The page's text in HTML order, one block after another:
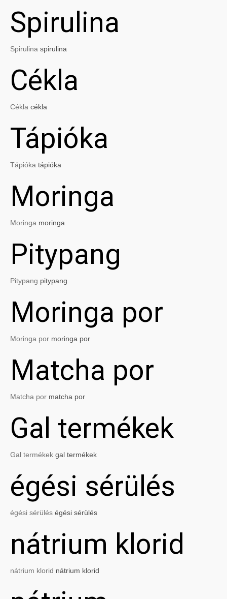
Spirulina
Spirulina spirulina
Cékla
Cékla cékla
Tápióka
Tápióka tápióka
Moringa
Moringa moringa
Pitypang
Pitypang pitypang
Moringa por
Moringa por moringa por
Matcha por
Matcha por matcha por
Gal termékek
Gal termékek gal termékek
égési sérülés
égési sérülés égési sérülés
nátrium klorid
nátrium klorid nátrium klorid